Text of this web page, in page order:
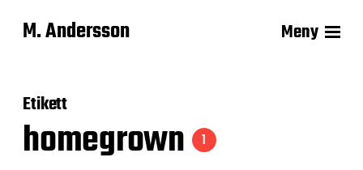
M. Andersson Meny
Etikett
homegrown 1